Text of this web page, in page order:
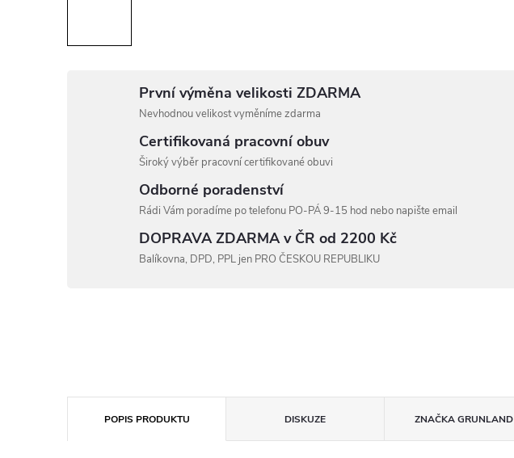
První výměna velikosti ZDARMA
Nevhodnou velikost vyměníme zdarma
Certifikovaná pracovní obuv
Široký výběr pracovní certifikované obuvi
Odborné poradenství
Rádi Vám poradíme po telefonu PO-PÁ 9-15 hod nebo napište email
DOPRAVA ZDARMA v ČR od 2200 Kč
Balíkovna, DPD, PPL jen PRO ČESKOU REPUBLIKU
POPIS PRODUKTU DISKUZE ZNAČKAGRUNLAND